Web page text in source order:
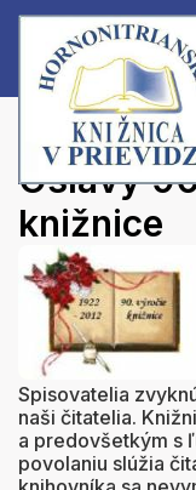
Hlavná stránka
Oslavy
knižnice
Spisovatelia
naši čitatelia.
a predovšetkým s
povolaniu slúžia